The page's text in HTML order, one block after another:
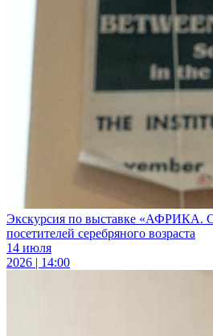
Экскурсия по выставке «АФРИКА.
посетителей серебряного возраста
14 июля
2026 | 14:00